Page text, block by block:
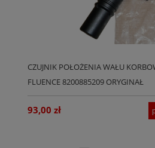
CZUJNIK POŁOŻENIA WAŁU
FLUENCE 8200885209 ORYGINAŁ
93,00 zł